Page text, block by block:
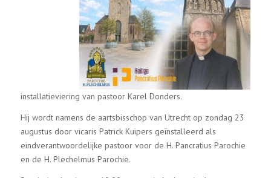
installatieviering van pastoor Karel Donders.
Hij wordt namens de aartsbisschop van Utrecht op zondag 23
augustus door vicaris Patrick Kuipers geïnstalleerd als
eindverantwoordelijke pastoor voor de H. Pancratius Parochie
en de H. Plechelmus Parochie.